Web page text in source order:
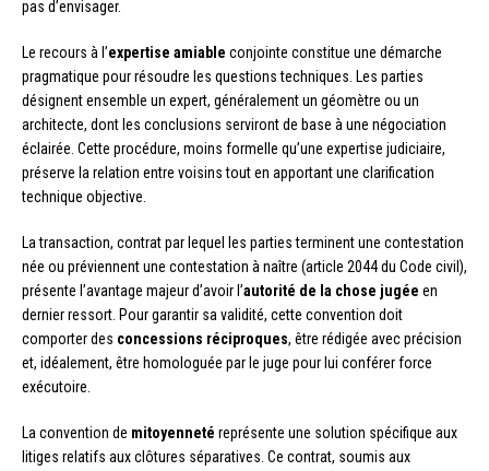
pas d’envisager.
Le recours à l’expertise amiable conjointe constitue une démarche
pragmatique pour résoudre les questions techniques. Les parties
désignent ensemble un expert, généralement un géomètre ou un
architecte, dont les conclusions serviront de base à une négociation
éclairée. Cette procédure, moins formelle qu’une expertise judiciaire,
préserve la relation entre voisins tout en apportant une clarification
technique objective.
La transaction, contrat par lequel les parties terminent une contestation
née ou préviennent une contestation à naître (article 2044 du Code civil),
présente l’avantage majeur d’avoir l’autorité de la chose jugée en
dernier ressort. Pour garantir sa validité, cette convention doit
comporter des concessions réciproques, être rédigée avec précision
et, idéalement, être homologuée par le juge pour lui conférer force
exécutoire.
La convention de mitoyenneté représente une solution spécifique aux
litiges relatifs aux clôtures séparatives. Ce contrat, soumis aux